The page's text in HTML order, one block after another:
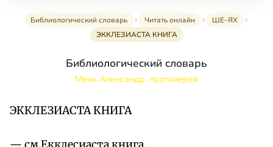
Библиологический словарь Читать онлайн
ШЕ–ЯХ
ЭККЛЕЗИАСТА КНИГА
Библиологический словарь
Мень Александр, протоиерей
ЭККЛЕЗИАСТА КНИГА